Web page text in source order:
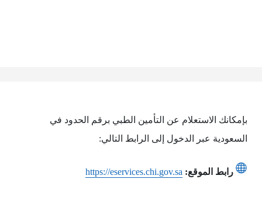
بإمكانك الاستعلام عن التأمين الطبي برقم الحدود في
السعودية عبر الدخول إلى الرابط التالي:
رابط الموقع: https://eservices.chi.gov.sa